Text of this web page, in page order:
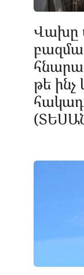
Վախը
թե ինչ